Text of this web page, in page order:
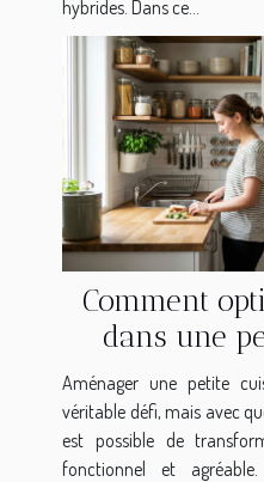
hybrides. Dans ce...
Comment
dans une
Aménager une petite
véritable défi, mais avec
est possible de
fonctionnel et